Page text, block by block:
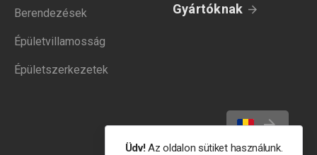
Berendezések
Épületvillamosság
Épületszerkezetek
Gyártóknak
Üdv!Az oldalon sütiket használunk.